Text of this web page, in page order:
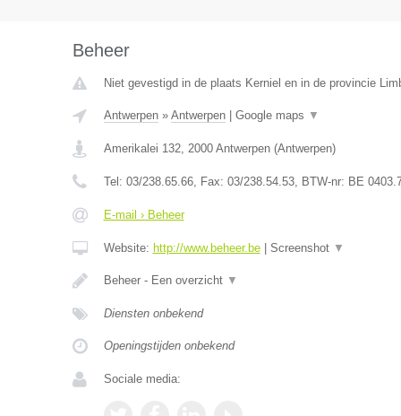
Beheer
Niet gevestigd in de plaats Kerniel en in de provincie
Antwerpen» Antwerpen| Google maps ▼
Amerikalei 132, 2000 Antwerpen(Antwerpen)
Tel: 03/238.65.66, Fax: 03/238.54.53, BTW-nr: BE
E-mail › Beheer
Website: http://www.beheer.be| Screenshot ▼
Beheer - Een overzicht ▼
Diensten onbekend
Openingstijden onbekend
Sociale media: